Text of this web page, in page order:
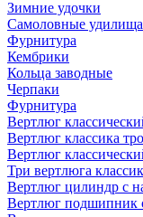
Зимние удочки
Самоловные удилища
Фурнитура
Кембрики
Кольца заводные
Черпаки
Фурнитура
Вертлюг
Вертлюг классика
Вертлюг
Три вертлюга
Вертлюг цилиндр с
Вертлюг подшипник